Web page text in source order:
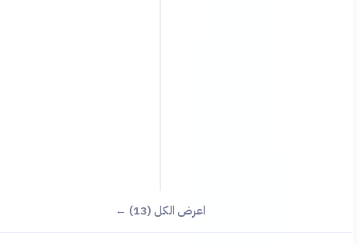
اعرض الكل (13) ←